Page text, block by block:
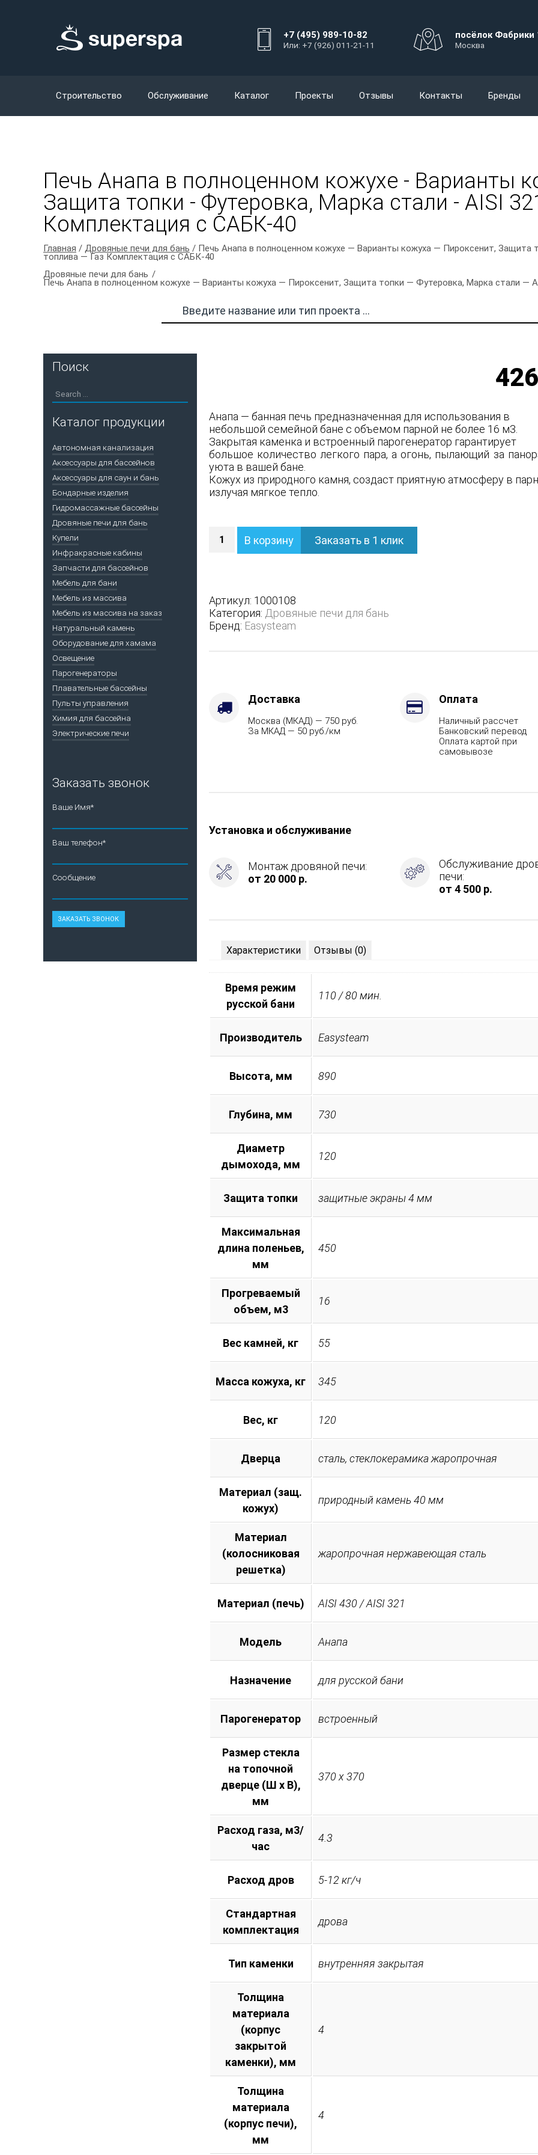
+7 (495) 989-10-82
Или: +7 (926) 011-21-11
посёлок Фабрики
Москва
Строительство Обслуживание Каталог Проекты Отзывы Контакты Бренды
Печь Анапа в полноценном кожухе - Варианты
Защита топки - Футеровка, Марка стали - AISI
Комплектация с САБК-40
Главная / Дровяные печи для бань / Печь Анапа в полноценном кожухе — Варианты кожуха — Пироксенит, Защита
топлива — Газ Комплектация с САБК-40
Дровяные печи для бань
Печь Анапа в полноценном кожухе — Варианты кожуха — Пироксенит, Защита топки — Футеровка, Марка стали —
Анапа — банная печь предназначенная для использования в
небольшой семейной бане с объемом парной не более 16 м3.
Закрытая каменка и встроенный парогенератор гарантирует
большое количество легкого пара, а огонь, пылающий за
уюта в вашей бане.
Кожух из природного камня, создаст приятную атмосферу в
излучая мягкое тепло.
Печь
Анапа
кожухе
-
Варианты
кожуха
Футеровка,
Комплектация
САБК-40
В корзину Заказать в 1 клик
Артикул: 1000108
Категория: Дровяные печи для бань
Бренд: Easysteam
Доставка
Москва (МКАД) — 750 руб.
За МКАД — 50 руб./км
Оплата
Наличный рассчет
Банковский перевод
Оплата картой при
самовывозе
Установка и обслуживание
Монтаж дровяной печи:
от 20 000 р.
Обслуживание
печи:
от 4 500 р.
Характеристики Отзывы (0)
Время режим
русской бани
110 / 80 мин.
Производитель Easysteam
Высота, мм 890
Глубина, мм 730
Диаметр
дымохода, мм
120
Защита топки защитные экраны 4 мм
Максимальная
длина поленьев,
мм
450
Прогреваемый
объем, м3
16
Вес камней, кг 55
Масса кожуха, кг 345
Вес, кг 120
Дверца сталь, стеклокерамика жаропрочная
Материал (защ.
кожух)
природный камень 40 мм
Материал
(колосниковая
решетка)
жаропрочная нержавеющая сталь
Материал (печь) AISI 430 / AISI 321
Модель Анапа
Назначение для русской бани
Парогенератор встроенный
Размер стекла
на топочной
дверце (Ш х В),
мм
370 х 370
Расход газа, м3/
час
4.3
Расход дров 5-12 кг/ч
Стандартная
комплектация
дрова
Тип каменки внутренняя закрытая
Толщина
материала
(корпус
закрытой
каменки), мм
4
Толщина
материала
(корпус печи),
мм
4
Поиск
Каталог продукции
Автономная канализация
Аксессуары для бассейнов
Аксессуары для саун и бань
Бондарные изделия
Гидромассажные бассейны
Дровяные печи для бань
Купели
Инфракрасные кабины
Запчасти для бассейнов
Мебель для бани
Мебель из массива
Мебель из массива на заказ
Натуральный камень
Оборудование для хамама
Освещение
Парогенераторы
Плавательные бассейны
Пульты управления
Химия для бассейна
Электрические печи
Заказать звонок
Ваше Имя*
Ваш телефон*
Сообщение